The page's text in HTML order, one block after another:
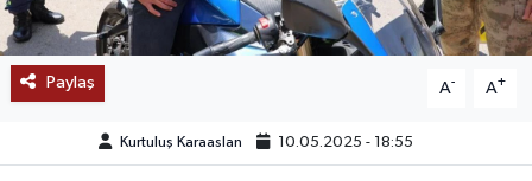
Paylaş A- A+
Kurtuluş Karaaslan 10.05.2025 - 18:55
KEŞFET
POPÜLER
DÜNYA